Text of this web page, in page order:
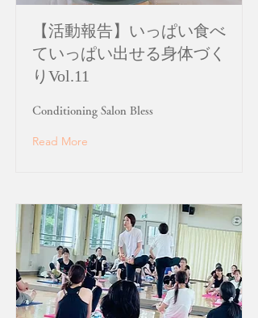
【活動報告】いっぱい食べ
ていっぱい出せる身体づく
りVol.11
Conditioning Salon Bless
Read More